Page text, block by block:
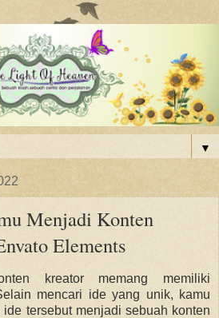
▼
Menjadi Konten
Elements
kreator memang memiliki
mencari ide yang unik, kamu
tersebut menjadi sebuah konten